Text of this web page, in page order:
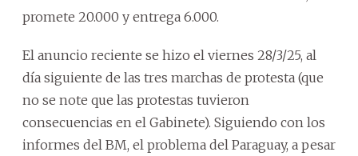
promete 20.000 y entrega 6.000.
El anuncio reciente se hizo el viernes 28/3/25, al
día siguiente de las tres marchas de protesta (que
no se note que las protestas tuvieron
consecuencias en el Gabinete). Siguiendo con los
informes del BM, el problema del Paraguay, a pesar